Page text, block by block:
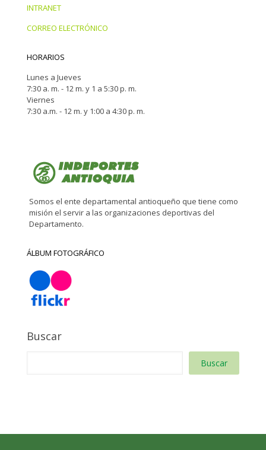
INTRANET
CORREO ELECTRÓNICO
HORARIOS
Lunes a Jueves
7:30 a. m. - 12 m. y 1 a 5:30 p. m.
Viernes
7:30 a.m. - 12 m. y 1:00 a 4:30 p. m.
Somos el ente departamental antioqueño que tiene como
misión el servir a las organizaciones deportivas del
Departamento.
ÁLBUM FOTOGRÁFICO
Buscar
Buscar